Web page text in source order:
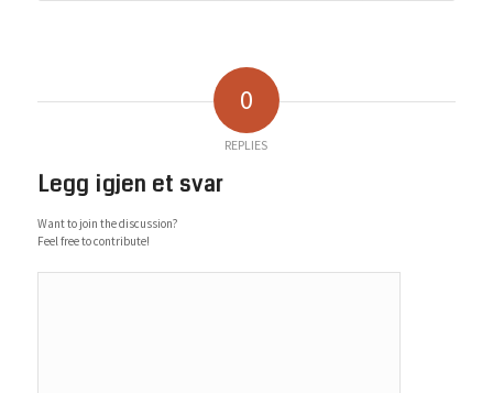
0
REPLIES
Legg igjen et svar
Want to join the discussion?
Feel free to contribute!